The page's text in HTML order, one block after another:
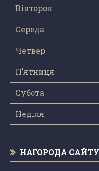
Вівторок
Середа
Четвер
П’ятниця
Субота
Неділя
НАГОРОДА САЙТУ